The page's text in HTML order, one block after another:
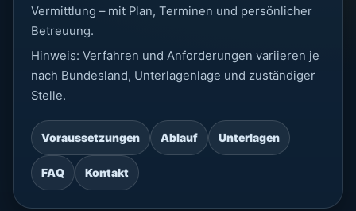
Vermittlung – mit Plan, Terminen und persönlicher
Betreuung.
Hinweis: Verfahren und Anforderungen variieren je
nach Bundesland, Unterlagenlage und zuständiger
Stelle.
Voraussetzungen Ablauf Unterlagen
FAQ Kontakt